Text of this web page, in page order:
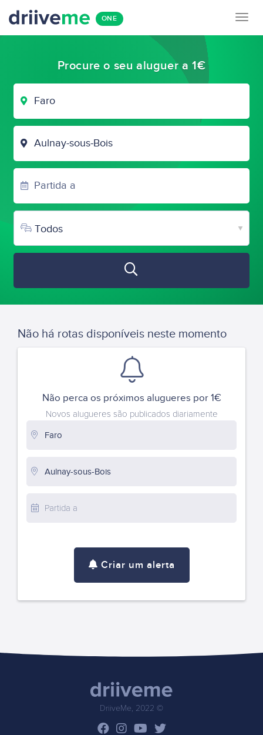
ONE
Procure o seu aluguer a 1€
Não há rotas disponíveis neste momento
Não perca os próximos alugueres por 1€
Novos alugueres são publicados diariamente
Criar um alerta
DriiveMe, 2022 ©